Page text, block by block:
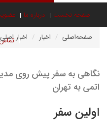
صفحه نخست درباره ما
تماس صفحه‌اصلی اخبار اخبار اصلی
نگاهی به سفر پیش روی
اتمی به تهران
اولین سفر